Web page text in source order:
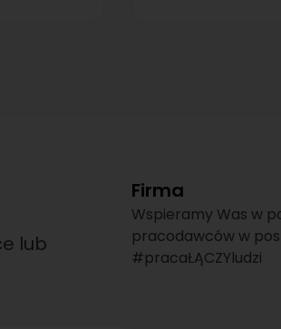
lub
Firma
Wspieramy Was w
pracodawców w
#pracaŁĄCZYludzi